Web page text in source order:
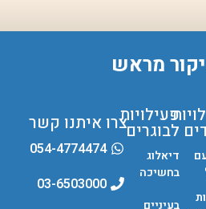
מראש
פעילויות
לבוגרים
דיאלוג
בחשיכה
בעיניים
צרו איתנו קשר
054-4774474
03-6503000